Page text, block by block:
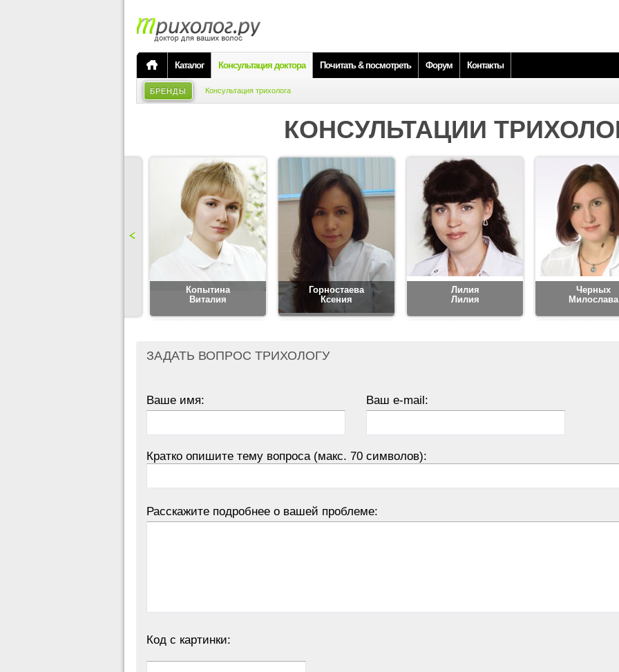
Каталог Консультация доктора Почитать & посмотреть Форум Контакты
БРЕНДЫ Консультация трихолога
КОНСУЛЬТАЦИИ
Копытина
Виталия
Горностаева
Ксения
Лилия
Лилия
Черных
Милослава
ЗАДАТЬ ВОПРОС ТРИХОЛОГУ
Ваше имя: Ваш e-mail:
Кратко опишите тему вопроса (макс. 70 символов):
Расскажите подробнее о вашей проблеме:
Код с картинки: